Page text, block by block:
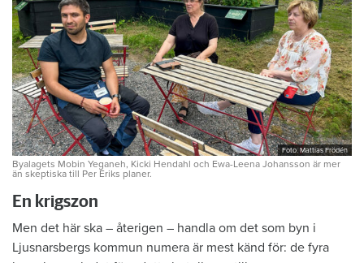
Foto: Mattias Frödén
Byalagets Mobin Yeganeh, Kicki Hendahl och Ewa-Leena Johansson är mer
än skeptiska till Per Eriks planer.
En krigszon
Men det här ska – återigen – handla om det som byn i
Ljusnarsbergs kommun numera är mest känd för: de fyra